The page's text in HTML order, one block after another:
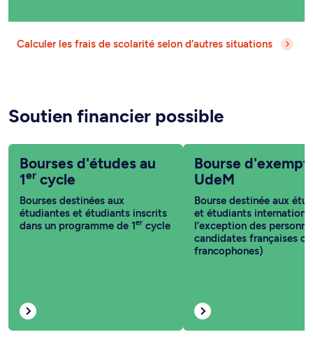
Calculer les frais de scolarité selon d’autres situations
Soutien financier possible
Bourses d'études au
1er cycle
Bourses destinées aux
étudiantes et étudiants inscrits
dans un programme de 1er cycle
Bourse
UdeM
Bourse destinée aux
et étudiants
l’exception des
candidates françaises
francophones)